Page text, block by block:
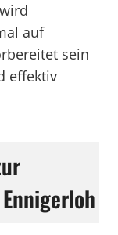
auf
sein
effektiv